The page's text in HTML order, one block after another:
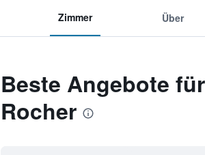
Zimmer Über
Beste Angebote
Rocher